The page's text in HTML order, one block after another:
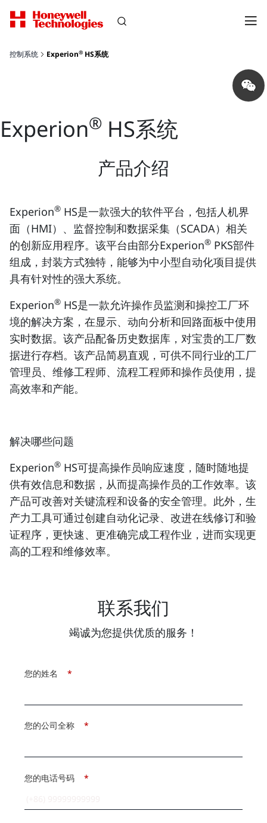
控制系统 Experion® HS系统
Share
on
wechat
Experion® HS系统
产品介绍
Experion® HS是一款强大的软件平台，包括人机界
面（HMI）、监督控制和数据采集（SCADA）相关
的创新应用程序。该平台由部分Experion® PKS部件
组成，封装方式独特，能够为中小型自动化项目提供
具有针对性的强大系统。
Experion® HS是一款允许操作员监测和操控工厂环
境的解决方案，在显示、动向分析和回路面板中使用
实时数据。该产品配备历史数据库，对宝贵的工厂数
据进行存档。该产品简易直观，可供不同行业的工厂
管理员、维修工程师、流程工程师和操作员使用，提
高效率和产能。
解决哪些问题
Experion® HS可提高操作员响应速度，随时随地提
供有效信息和数据，从而提高操作员的工作效率。该
产品可改善对关键流程和设备的安全管理。此外，生
产力工具可通过创建自动化记录、改进在线修订和验
证程序，更快速、更准确完成工程作业，进而实现更
高的工程和维修效率。
联系我们
竭诚为您提供优质的服务！
*
您的姓名
*
您的公司全称
*
您的电话号码